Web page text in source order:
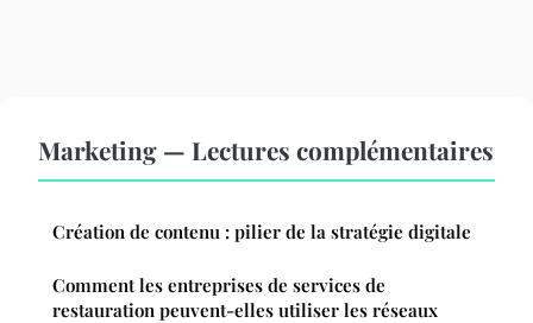
Marketing — Lectures complémentaires
Création de contenu : pilier de la stratégie digitale
Comment les entreprises de services de
restauration peuvent-elles utiliser les réseaux